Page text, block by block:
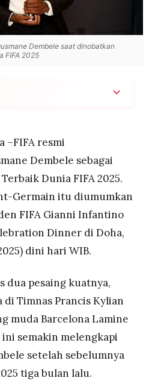
Dembele saat dinobatkan
FIFA 2025
Yamal.
bersama PSG
Champions, serta mencatat
terpilih sebagai pemain
gelarnya
–FIFA resmi
Dembele sebagai
Dunia FIFA 2025.
Germain itu diumumkan
FIFA Gianni Infantino
Dinner di Doha,
dini hari WIB.
dua pesaing kuatnya,
Timnas Prancis Kylian
muda Barcelona Lamine
ini semakin melengkapi
setelah sebelumnya
tiga bulan lalu.